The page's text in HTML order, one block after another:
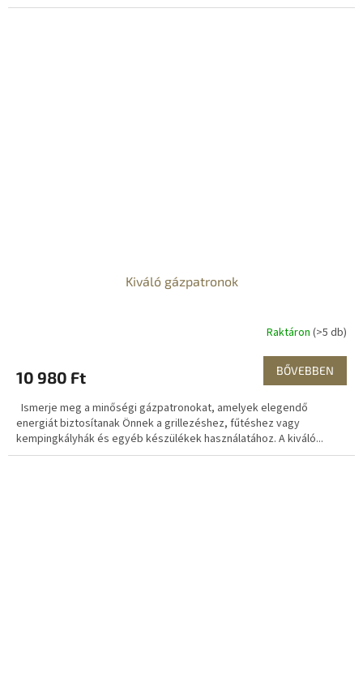
Kiváló gázpatronok
Raktáron (>5 db)
10 980 Ft BŐVEBBEN
Ismerje meg a minőségi gázpatronokat, amelyek elegendő
energiát biztosítanak Önnek a grillezéshez, fűtéshez vagy
kempingkályhák és egyéb készülékek használatához. A kiváló...